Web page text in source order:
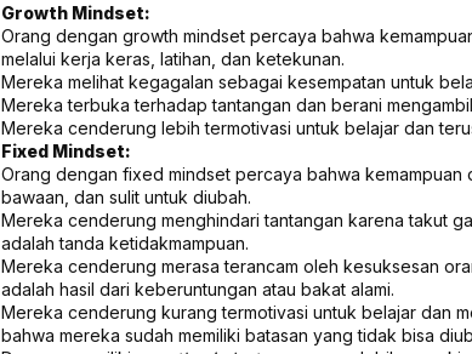
Growth Mindset:
Orang dengan growth mindset percaya bahwa
melalui kerja keras, latihan, dan ketekunan.
Mereka melihat kegagalan sebagai kesempatan untuk
Mereka terbuka terhadap tantangan dan berani
Mereka cenderung lebih termotivasi untuk belajar dan
Fixed Mindset:
Orang dengan fixed mindset percaya bahwa
bawaan, dan sulit untuk diubah.
Mereka cenderung menghindari tantangan karena takut
adalah tanda ketidakmampuan.
Mereka cenderung merasa terancam oleh kesuksesan
adalah hasil dari keberuntungan atau bakat alami.
Mereka cenderung kurang termotivasi untuk belajar dan
bahwa mereka sudah memiliki batasan yang tidak bisa